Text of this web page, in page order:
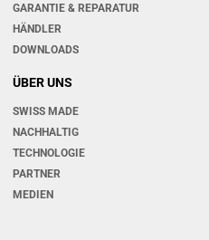
GARANTIE & REPARATUR
HÄNDLER
DOWNLOADS
ÜBER UNS
SWISS MADE
NACHHALTIG
TECHNOLOGIE
PARTNER
MEDIEN